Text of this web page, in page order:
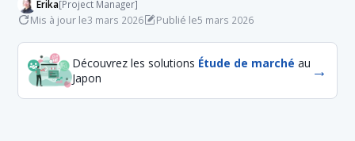
Erika[Project Manager]
Mis à jour le3 mars 2026 Publié le5 mars 2026
Découvrez les solutions Étude de marché au
Japon
→